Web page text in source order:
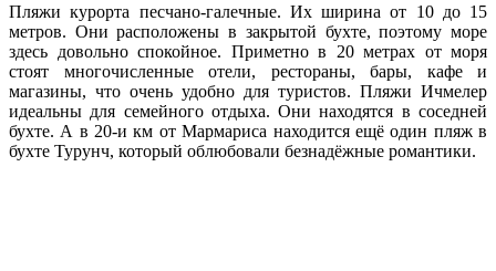
Пляжи курорта песчано-галечные. Их ширина от 10 до 15
метров. Они расположены в закрытой бухте, поэтому море
здесь довольно спокойное. Приметно в 20 метрах от моря
стоят многочисленные отели, рестораны, бары, кафе и
магазины, что очень удобно для туристов. Пляжи Ичмелер
идеальны для семейного отдыха. Они находятся в соседней
бухте. А в 20-и км от Мармариса находится ещё один пляж в
бухте Турунч, который облюбовали безнадёжные романтики.